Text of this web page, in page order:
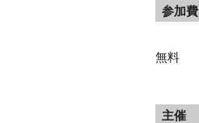
参加費
無料
主催